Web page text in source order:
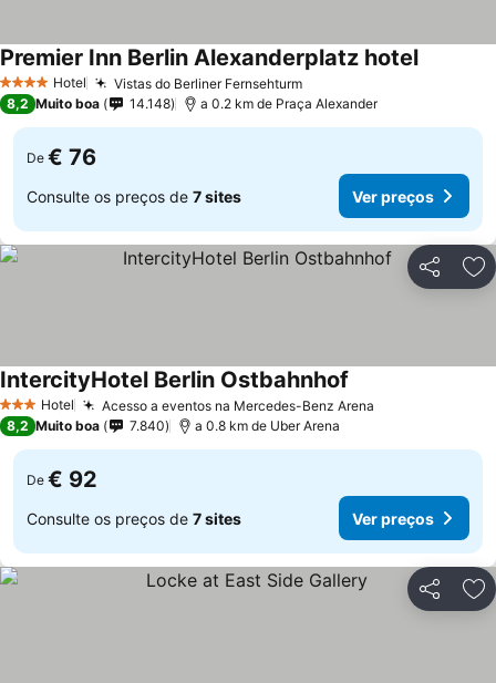
4 EstrelasHotel Vistas do Berliner FernsehturmVer preços
Premier Inn Berlin Alexanderplatz hotelVer
8,2 Muito boa 14.148 a 0.2 km de Praça Alexander
De € 76
Consulte os preços de 7 sites Ver preços
Partilhar
3 EstrelasHotel Acesso a eventos na Mercedes-Benz Arena
IntercityHotel Berlin Ostbahnhof
8,2 Muito boa 7.840 a 0.8 km de Uber Arena
De € 92
Consulte os preços de 7 sites Ver preços
Partilhar